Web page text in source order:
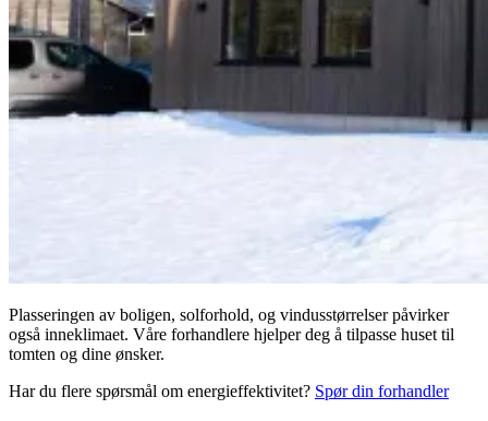
Plasseringen av boligen, solforhold, og vindusstørrelser påvirker
også inneklimaet. Våre forhandlere hjelper deg å tilpasse huset til
tomten og dine ønsker.
Har du flere spørsmål om energieffektivitet? Spør din forhandler